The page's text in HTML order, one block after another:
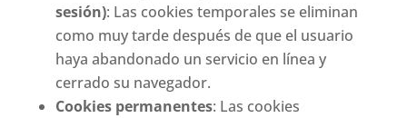
sesión): Las cookies temporales se eliminan
como muy tarde después de que el usuario
haya abandonado un servicio en línea y
cerrado su navegador.
Cookies permanentes: Las cookies